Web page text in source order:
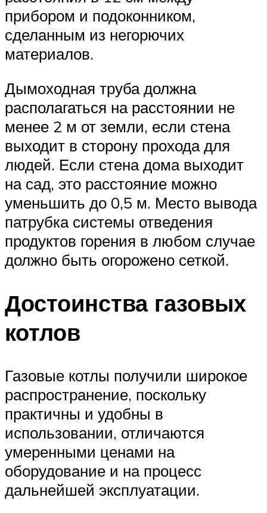
прибором и подоконником,
сделанным из негорючих
материалов.
Дымоходная труба должна
располагаться на расстоянии не
менее 2 м от земли, если стена
выходит в сторону прохода для
людей. Если стена дома выходит
на сад, это расстояние можно
уменьшить до 0,5 м. Место вывода
патрубка системы отведения
продуктов горения в любом случае
должно быть огорожено сеткой.
Достоинства газовых
котлов
Газовые котлы получили широкое
распространение, поскольку
практичны и удобны в
использовании, отличаются
умеренными ценами на
оборудование и на процесс
дальнейшей эксплуатации.